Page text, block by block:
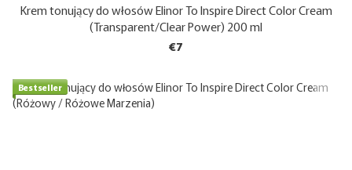
Krem tonujący do włosów Elinor To Inspire Direct Color Cream
(Transparent/Clear Power) 200 ml
€7
Bestseller